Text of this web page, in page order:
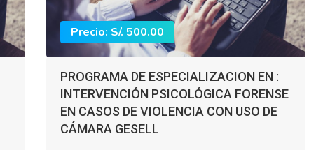
Precio: S/. 500.00
PROGRAMA DE ESPECIALIZACION EN :
INTERVENCIÓN PSICOLÓGICA FORENSE
EN CASOS DE VIOLENCIA CON USO DE
CÁMARA GESELL